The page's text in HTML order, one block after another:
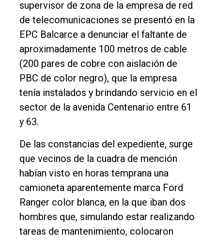
Entrevistas
Rural
Deportes
Fúnebres
Edición
Empresa
Nosotros
Contacto
supervisor de zona de la empresa de red
de telecomunicaciones se presentó en la
EPC Balcarce a denunciar el faltante de
aproximadamente 100 metros de cable
(200 pares de cobre con aislación de
PBC de color negro), que la empresa
tenía instalados y brindando servicio en el
sector de la avenida Centenario entre 61
y 63.
De las constancias del expediente, surge
que vecinos de la cuadra de mención
habían visto en horas temprana una
camioneta aparentemente marca Ford
Ranger color blanca, en la que iban dos
hombres que, simulando estar realizando
tareas de mantenimiento, colocaron